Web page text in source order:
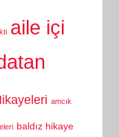
aile içi
amcık
baldız hikaye